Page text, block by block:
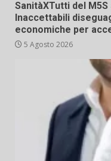
SanitàXTutti del
Inaccettabili
economiche per
5 Agosto 2026